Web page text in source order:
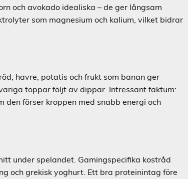
och avokado idealiska – de ger långsam
som magnesium och kalium, vilket bidrar
havre, potatis och frukt som banan ger
toppar följt av dippar. Intressant faktum:
den förser kroppen med snabb energi och
under spelandet. Gamingspecifika kostråd
och grekisk yoghurt. Ett bra proteinintag före